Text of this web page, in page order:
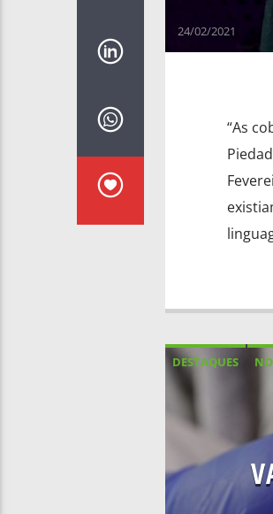
24/02/2021
“As
DESTAQUES